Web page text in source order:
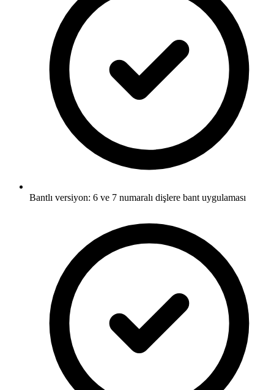
Bantlı versiyon: 6 ve 7 numaralı dişlere bant uygulaması